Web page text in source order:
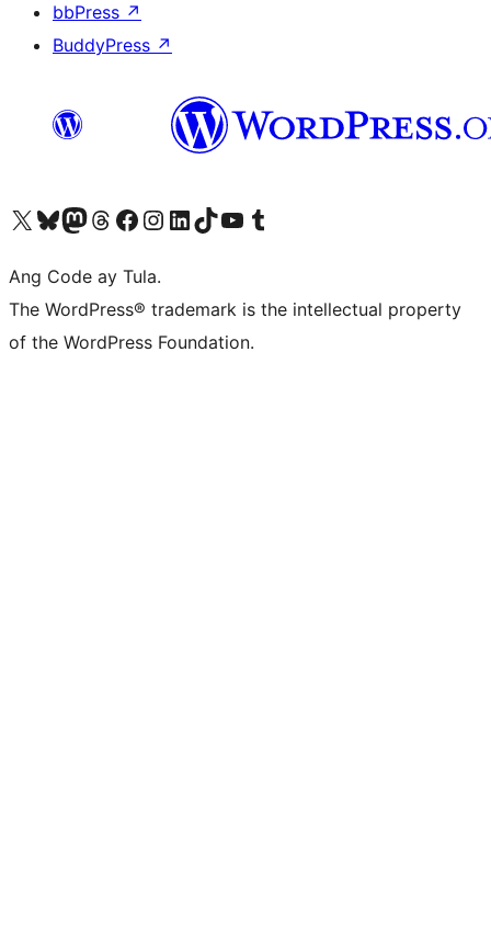
bbPress ↗
BuddyPress ↗
Visit our X (formerly Twitter) account
Bisitahin ang aming Bluesky account
Visit our Mastodon account
Bisitahin ang aming Threads account
Visit our Facebook page
Visit our Instagram account
Visit our LinkedIn account
Bisitahin ang aming TikTok account
Visit our YouTube channel
Bisitahin ang aming Tumblr account
Ang Code ay Tula.
The WordPress® trademark is the intellectual property
of the WordPress Foundation.